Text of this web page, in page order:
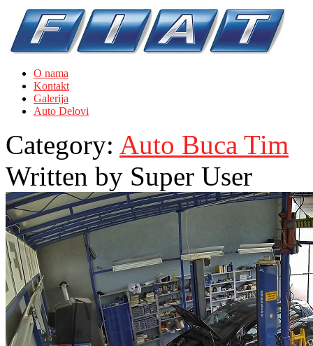
O nama
Kontakt
Galerija
Auto Delovi
Category: Auto Buca Tim
Written by Super User